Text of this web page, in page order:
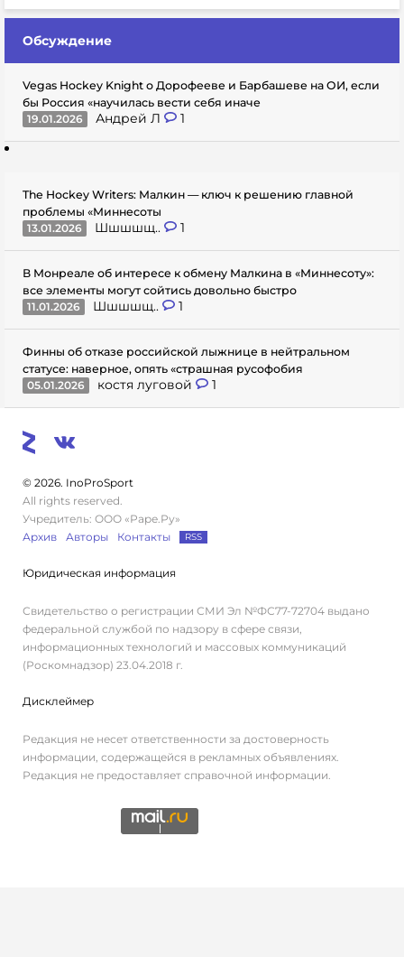
Обсуждение
Vegas Hockey Knight о Дорофееве и Барбашеве на ОИ, если
бы Россия «научилась вести себя иначе
19.01.2026
Андрей Л 1
The Hockey Writers: Малкин — ключ к решению главной
проблемы «Миннесоты
13.01.2026
Шшшшщ.. 1
В Монреале об интересе к обмену Малкина в «Миннесоту»:
все элементы могут сойтись довольно быстро
11.01.2026
Шшшшщ.. 1
Финны об отказе российской лыжнице в нейтральном
статусе: наверное, опять «страшная русофобия
05.01.2026
костя луговой 1
© 2026. InoProSport
All rights reserved.
Учредитель: ООО «Раре.Ру»
Архив
Авторы Контакты RSS
Юридическая информация
Свидетельство о регистрации СМИ Эл №ФС77-72704 выдано
федеральной службой по надзору в сфере связи,
информационных технологий и массовых коммуникаций
(Роскомнадзор) 23.04.2018 г.
Дисклеймер
Редакция не несет ответственности за достоверность
информации, содержащейся в рекламных объявлениях.
Редакция не предоставляет справочной информации.